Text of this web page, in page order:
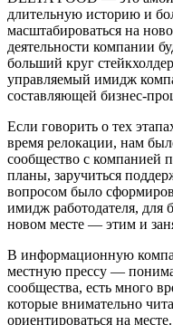
длительную историю и
масштабироваться на
деятельности компании
больший круг
управляемый имидж
составляющей бизнес-
Если говорить о тех
время релокации, нам
сообщество с компанией
планы, заручиться
вопросом было
имидж работодателя, для
новом месте — этим и
В информационную
местную прессу —
сообщества, есть много
которые внимательно
ориентироваться на